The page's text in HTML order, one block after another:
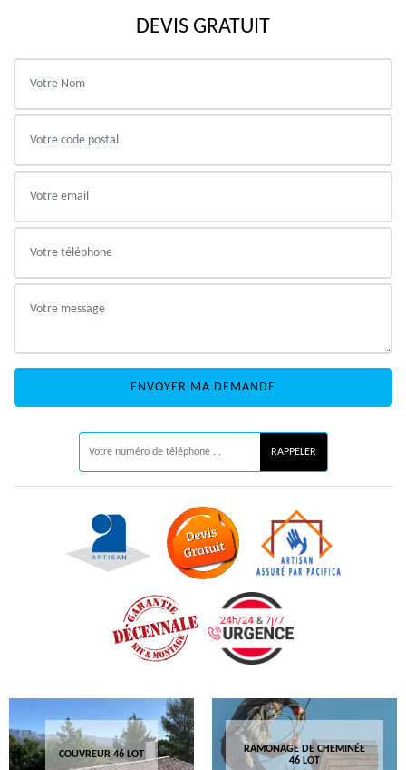
DEVIS GRATUIT
COUVREUR 46 LOT
RAMONAGE DE CHEMINÉE
46 LOT